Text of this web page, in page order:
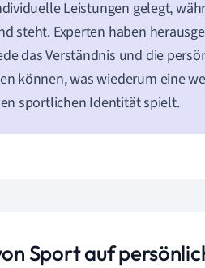
Leistungen gelegt,
steht. Experten haben
das Verständnis und die
können, was wiederum eine
sportlichen Identität spielt.
Sport auf